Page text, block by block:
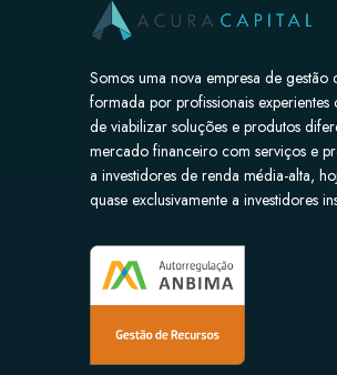
Somos uma nova empresa de gestão
formada por profissionais experientes
de viabilizar soluções e produtos
mercado financeiro com serviços e
a investidores de renda média-alta,
quase exclusivamente a investidores